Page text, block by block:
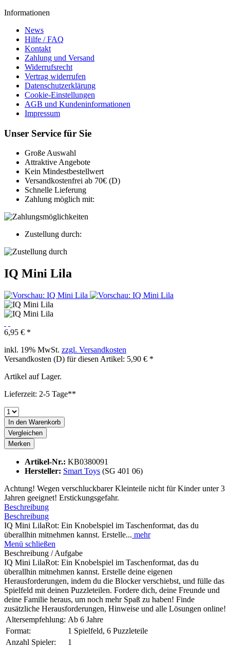
Informationen
News
Hilfe / FAQ
Kontakt
Zahlung und Versand
Widerrufsrecht
Vertrag widerrufen
Datenschutzerklärung
Cookie-Einstellungen
AGB und Kundeninformationen
Impressum
Unser Service für Sie
Große Auswahl
Attraktive Angebote
Kein Mindestbestellwert
Versandkostenfrei ab 70€ (D)
Schnelle Lieferung
Zahlung möglich mit:
Zustellung durch:
IQ Mini Lila
6,95 € *
inkl. 19% MwSt. zzgl. Versandkosten
Versandkosten (D) für diesen Artikel: 5,90 € *
Artikel auf Lager.
Lieferzeit: 2-5 Tage**
In den Warenkorb
Vergleichen
Merken
Artikel-Nr.: KB0380091
Hersteller: Smart Toys (SG 401 06)
Achtung! Wegen verschluckbarer Kleinteile nicht für Kinder unter 3
Jahren geeignet! Erstickungsgefahr.
Beschreibung
Beschreibung
IQ Mini LilaRot: Ein Knobelspiel im Taschenformat, das du
überallhin mitnehmen kannst. Erstelle... mehr
Menü schließen
Beschreibung / Aufgabe
IQ Mini LilaRot: Ein Knobelspiel im Taschenformat, das du
überallhin mitnehmen kannst. Erstelle deine eigenen
Herausforderungen, indem du die Blocker verschiebst, und fülle das
Spielfeld mit deinen Puzzleteilen. Fordere dich, deine Freunde und
deine Familie heraus, um noch mehr Spaß zu haben! Finde
zusätzliche Herausforderungen, Hinweise und alle Lösungen online!
Altersempfehlung: Ab 6 Jahre
Format:
1 Spielfeld, 6 Puzzleteile
Anzahl Spieler:
1